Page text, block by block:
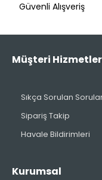
Güvenli Alışveriş
Müşteri
Sıkça Sorulan
Sipariş Takip
Havale Bildirimleri
Kurumsal